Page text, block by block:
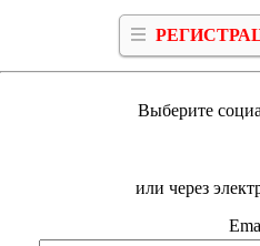
Выберите
или через